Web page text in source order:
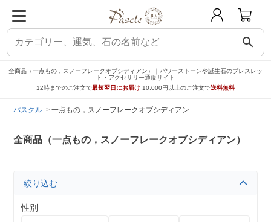
search
全商品（一点もの，スノーフレークオブシディアン）｜パワーストーンや誕生石のブレスレッ
ト・アクセサリー通販サイト
12時までのご注文で最短翌日にお届け 10,000円以上のご注文で送料無料
パスクル 一点もの，スノーフレークオブシディアン
全商品（一点もの，スノーフレークオブシディアン）
絞り込む
性別